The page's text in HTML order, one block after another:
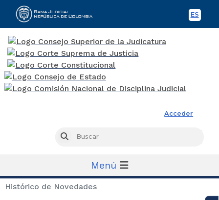
ES
Acceder
Buscar
Menú
Histórico de Novedades